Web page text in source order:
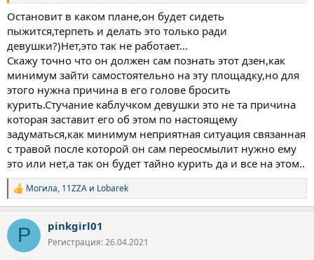
Остановит в каком плане,он будет сидеть
пыжится,терпеть и делать это только ради
девушки?)Нет,это так не работает...
Скажу точно что он должен сам познать этот дзен,как
минимум зайти самостоятельно на эту площадку,но для
этого нужна причина в его голове бросить
курить.Стучание каблучком девушки это не та причина
которая заставит его об этом по настоящему
задуматься,как минимум неприятная ситуация связанная
с травой после которой он сам переосмылит нужно ему
это или нет,а так он будет тайно курить да и все на этом..
Р
е
к
и
Могила, 11ZZA и Lobarek
P pinkgirl01
Регистрация: 26.04.2021